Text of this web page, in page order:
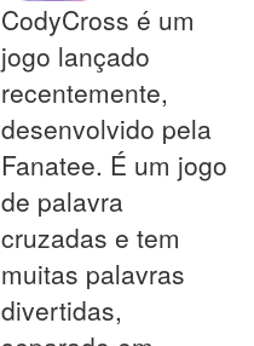
CodyCross é um
jogo lançado
recentemente,
desenvolvido pela
Fanatee. É um jogo
de palavra
cruzadas e tem
muitas palavras
divertidas,